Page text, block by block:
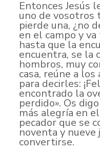
Entonces Jesús
uno de vosotros
pierde una, ¿no
en el campo y
hasta que la
encuentra, se la
hombros, muy
casa, reúne a
para decirles:
encontrado la
perdido». Os
más alegría en
pecador que se
noventa y
convertirse.